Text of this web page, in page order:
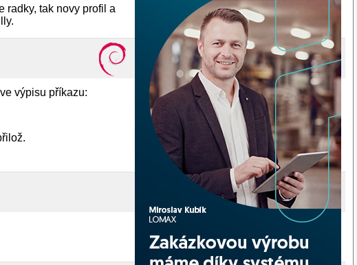
radky, tak novy profil a
výpisu příkazu: